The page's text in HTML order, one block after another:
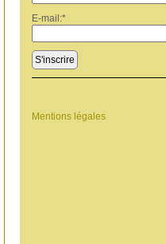
E-mail:*
S'inscrire
Mentions légales